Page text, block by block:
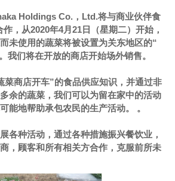
Holdings Co.，Ltd.将与商业伙伴食
，从2020年4月21日（星期二）开始，
未使用的蔬菜将被设置为关东地区的“
我们将在开放的商店开始场外销售。
菜商店开车”的食品供应知识，并通过非
余的蔬菜，我们可以为留在家中的活动
能地帮助承包农民的生产活动。 。
各种活动，通过各种措施振兴餐饮业，
，顾客和所有相关方合作，克服前所未